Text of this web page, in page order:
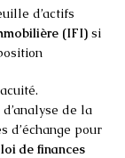
d’actifs
(IFI) si
de la
d’échange pour
loi de finances